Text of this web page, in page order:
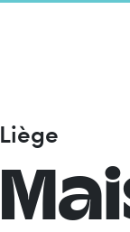
Liège